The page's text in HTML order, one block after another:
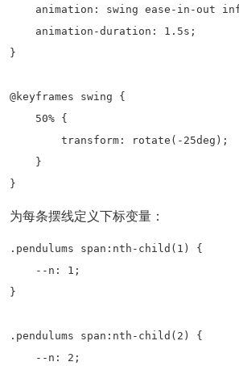
animation: swing ease-in-out
    animation-duration: 1.5s;
}
@keyframes swing {
    50% {
        transform: rotate(-25deg);
    }
}
为每条摆线定义下标变量：
.pendulums span:nth-child(1) {
    --n: 1;
}
.pendulums span:nth-child(2) {
    --n: 2;